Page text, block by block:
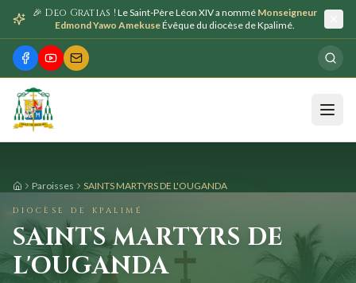
🎉 Deo Gratias ! Le Saint-Père Léon XIV a nommé Monseigneur
Edmond Yawo AmekuseÉvêque du diocèse de Kpalimé.
Paroisses SAINTS MARTYRS DE L'OUGANDA
DIOCÈSE DE KPALIMÉ
SAINTS MARTYRS DE
L'OUGANDA